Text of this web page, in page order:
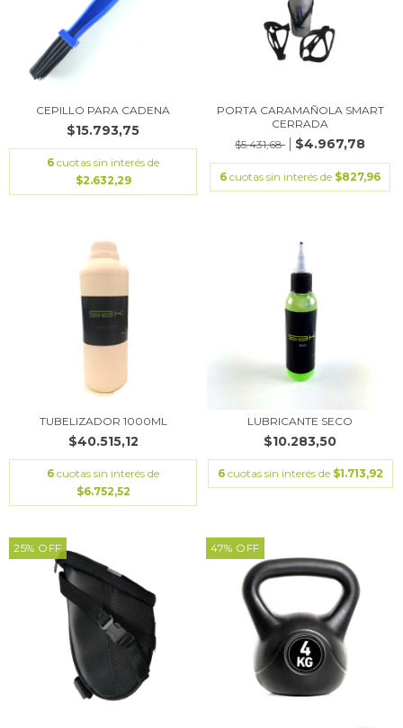
CEPILLO PARA CADENA
$15.793,75
6 cuotas sin interés de
$2.632,29
PORTA CARAMAÑOLA SMART
CERRADA
$5.431,68
$4.967,78
6 cuotas sin interés de $827,96
TUBELIZADOR 1000ML
$40.515,12
6 cuotas sin interés de
$6.752,52
LUBRICANTE SECO
$10.283,50
6 cuotas sin interés de $1.713,92
25% OFF 47% OFF